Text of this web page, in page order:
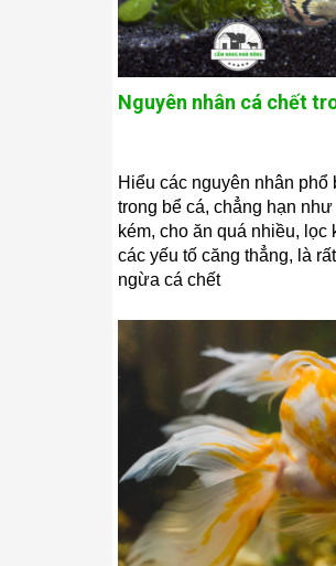
Nguyên nhân cá chết
Hiểu các nguyên nhân phổ
trong bể cá, chẳng hạn
kém, cho ăn quá nhiều, lọc
các yếu tố căng thẳng, là
ngừa cá chết